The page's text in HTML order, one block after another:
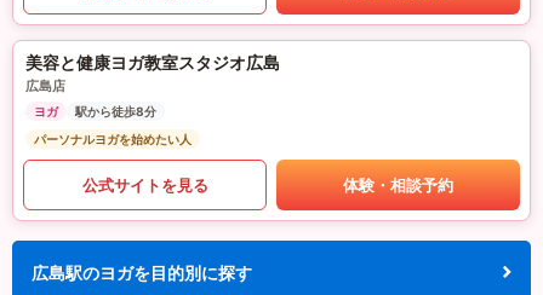
美容と健康ヨガ教室スタジオ広島
広島店
ヨガ
駅から徒歩8分
パーソナルヨガを始めたい人
公式サイトを見る 体験・相談予約
広島駅のヨガを目的別に探す